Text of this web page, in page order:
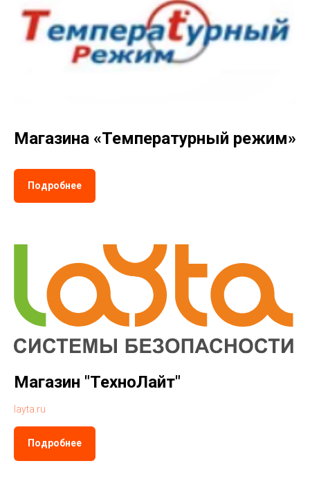
Магазина «Температурный режим»
Подробнее
Магазин "ТехноЛайт"
layta.ru
Подробнее